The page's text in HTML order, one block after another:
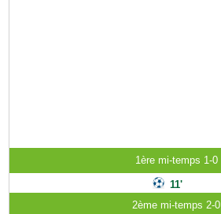
1ère mi-temps 1-0
11'
2ème mi-temps 2-0